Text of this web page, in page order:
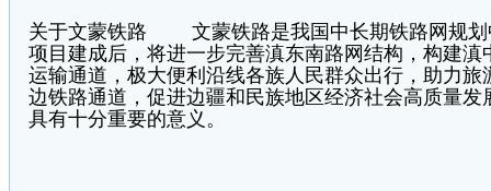
关于文蒙铁路 文蒙铁路是我国中长期铁路网规划
项目建成后，将进一步完善滇东南路网结构，构建
运输通道，极大便利沿线各族人民群众出行，助力
边铁路通道，促进边疆和民族地区经济社会高质量
具有十分重要的意义。